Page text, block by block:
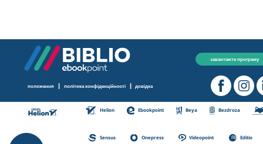
завантажте програму
положення | політика конфіденційності | довідка
Helion Ebookpoint Beya Bezdroza
Sensus Onepress Videopoint Editio